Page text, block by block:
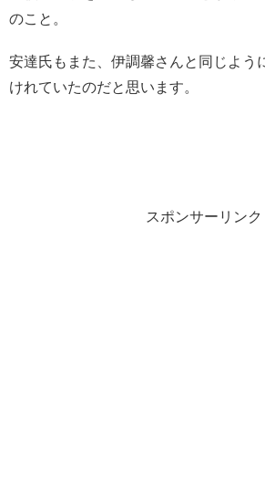
のこと。
安達氏もまた、伊調馨さんと同じよう
けれていたのだと思います。
スポンサーリンク